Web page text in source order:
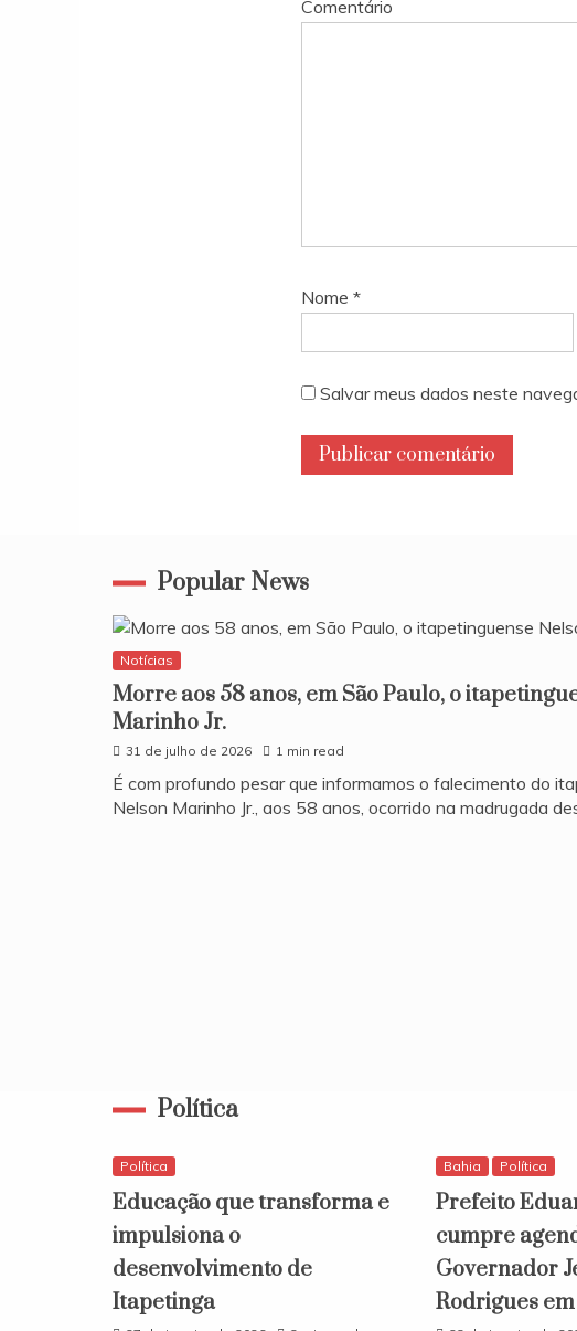
Comentário
Nome *
Salvar meus dados neste
Popular News
Notícias
Morre aos 58 anos, em São Paulo, o
Marinho Jr.
31 de julho de 2026 1 min read
​É com profundo pesar que informamos o falecimento do
Nelson Marinho Jr., aos 58 anos, ocorrido na madrugada
Política
Política
Educação que transforma e
impulsiona o
desenvolvimento de
Itapetinga
Bahia Política
Prefeito
cumpre
Governador
Rodrigues